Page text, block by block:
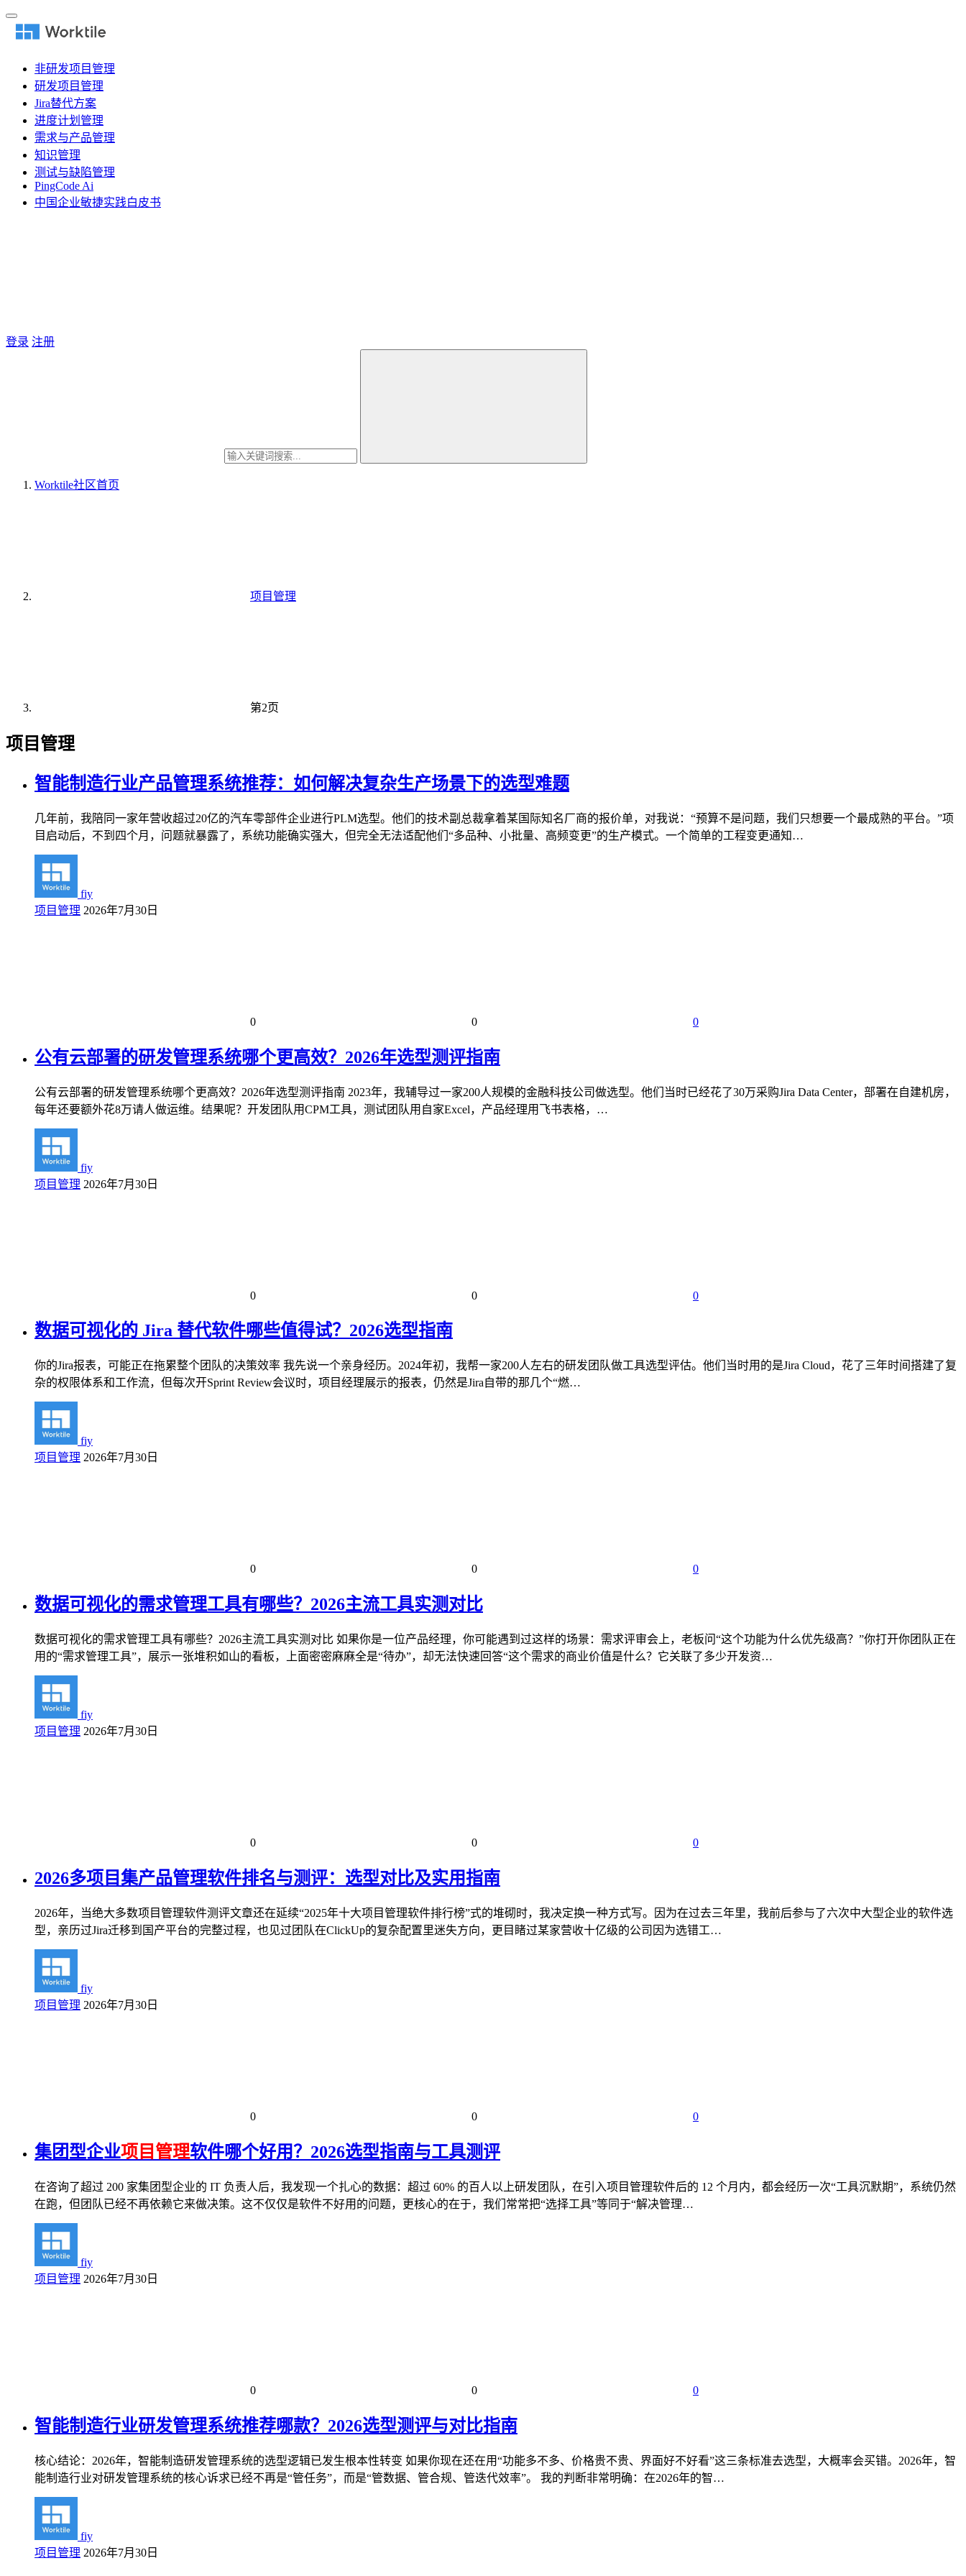
非研发项目管理
研发项目管理
Jira替代方案
进度计划管理
需求与产品管理
知识管理
测试与缺陷管理
PingCode Ai
中国企业敏捷实践白皮书
登录 注册
Worktile社区首页
项目管理
第2页
项目管理
智能制造行业产品管理系统推荐：如何解决复杂生产场景下的选型难题
几年前，我陪同一家年营收超过20亿的汽车零部件企业进行PLM选型。他们的技术副总裁拿着某国际知名厂商的报价单，对我说：“预算不是问题，我们只想要一个最成熟的平台。”项
目启动后，不到四个月，问题就暴露了，系统功能确实强大，但完全无法适配他们“多品种、小批量、高频变更”的生产模式。一个简单的工程变更通知…
fiy
项目管理 2026年7月30日
0 0 0
公有云部署的研发管理系统哪个更高效？2026年选型测评指南
公有云部署的研发管理系统哪个更高效？2026年选型测评指南 2023年，我辅导过一家200人规模的金融科技公司做选型。他们当时已经花了30万采购Jira Data Center，部署在自建机房，
每年还要额外花8万请人做运维。结果呢？开发团队用CPM工具，测试团队用自家Excel，产品经理用飞书表格，…
fiy
项目管理 2026年7月30日
0 0 0
数据可视化的 Jira 替代软件哪些值得试？2026选型指南
你的Jira报表，可能正在拖累整个团队的决策效率 我先说一个亲身经历。2024年初，我帮一家200人左右的研发团队做工具选型评估。他们当时用的是Jira Cloud，花了三年时间搭建了复
杂的权限体系和工作流，但每次开Sprint Review会议时，项目经理展示的报表，仍然是Jira自带的那几个“燃…
fiy
项目管理 2026年7月30日
0 0 0
数据可视化的需求管理工具有哪些？2026主流工具实测对比
数据可视化的需求管理工具有哪些？2026主流工具实测对比 如果你是一位产品经理，你可能遇到过这样的场景：需求评审会上，老板问“这个功能为什么优先级高？”你打开你团队正在
用的“需求管理工具”，展示一张堆积如山的看板，上面密密麻麻全是“待办”，却无法快速回答“这个需求的商业价值是什么？它关联了多少开发资…
fiy
项目管理 2026年7月30日
0 0 0
2026多项目集产品管理软件排名与测评：选型对比及实用指南
2026年，当绝大多数项目管理软件测评文章还在延续“2025年十大项目管理软件排行榜”式的堆砌时，我决定换一种方式写。因为在过去三年里，我前后参与了六次中大型企业的软件选
型，亲历过Jira迁移到国产平台的完整过程，也见过团队在ClickUp的复杂配置里迷失方向，更目睹过某家营收十亿级的公司因为选错工…
fiy
项目管理 2026年7月30日
0 0 0
集团型企业项目管理软件哪个好用？2026选型指南与工具测评
在咨询了超过 200 家集团型企业的 IT 负责人后，我发现一个扎心的数据：超过 60% 的百人以上研发团队，在引入项目管理软件后的 12 个月内，都会经历一次“工具沉默期”，系统仍然
在跑，但团队已经不再依赖它来做决策。这不仅仅是软件不好用的问题，更核心的在于，我们常常把“选择工具”等同于“解决管理…
fiy
项目管理 2026年7月30日
0 0 0
智能制造行业研发管理系统推荐哪款？2026选型测评与对比指南
核心结论：2026年，智能制造研发管理系统的选型逻辑已发生根本性转变 如果你现在还在用“功能多不多、价格贵不贵、界面好不好看”这三条标准去选型，大概率会买错。2026年，智
能制造行业对研发管理系统的核心诉求已经不再是“管任务”，而是“管数据、管合规、管迭代效率”。 我的判断非常明确：在2026年的智…
fiy
项目管理 2026年7月30日